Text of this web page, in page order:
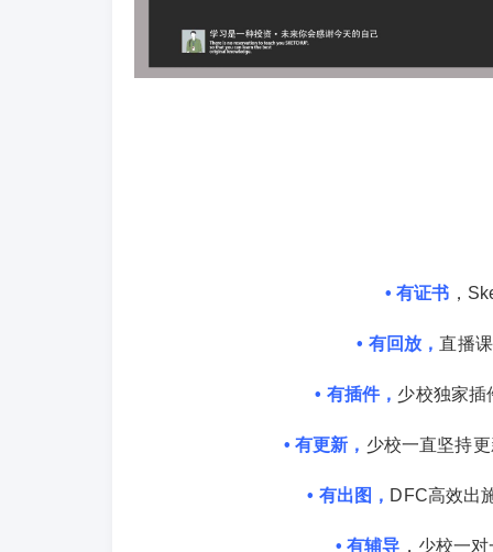
• 有证书 ，
• 有回放，直播
• 有插件， 少校独家插
• 有更新， 少校一直坚持
• 有出图， DFC高效出
• 有辅导 ，少校一